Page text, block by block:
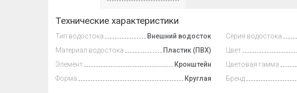
Технические характеристики
Тип водостока
Внешний водосток
Материал водостока
Пластик (ПВХ)
Элемент
Кронштейн
Форма
Круглая
Серия водостока
Цвет
Цветовая гамма
Бренд